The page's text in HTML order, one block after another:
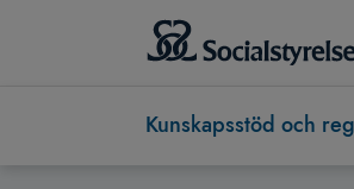
Kunskapsstöd och